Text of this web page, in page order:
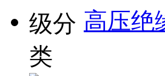
高压绝